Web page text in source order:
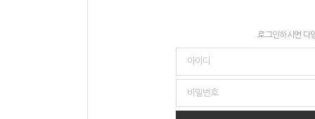
로그인하시면 다